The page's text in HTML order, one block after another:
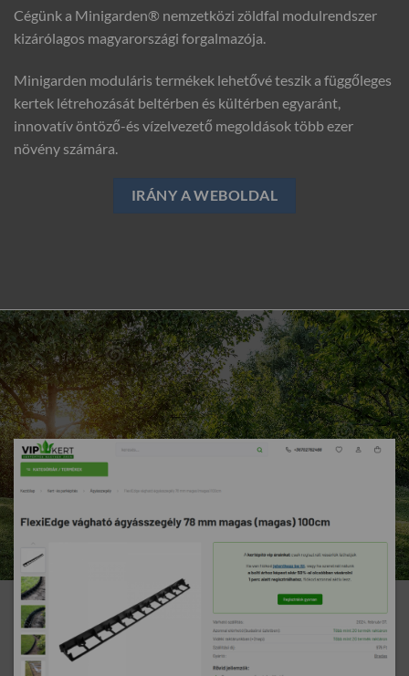
Cégünk a Minigarden® nemzetközi zöldfal modulrendszer
kizárólagos magyarországi forgalmazója.
Minigarden moduláris termékek lehetővé teszik a függőleges
kertek létrehozását beltérben és kültérben egyaránt,
innovatív öntöző-és vízelvezető megoldások több ezer
növény számára.
IRÁNY A WEBOLDAL